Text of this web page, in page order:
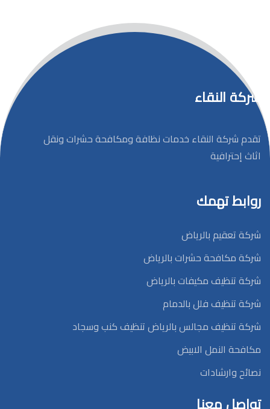
شركة النقاء
تقدم شركة النقاء خدمات نظافة ومكافحة حشرات ونقل
اثاث إحترافية
روابط تهمك
شركة تعقيم بالرياض
شركة مكافحة حشرات بالرياض
شركة تنظيف مكيفات بالرياض
شركة تنظيف فلل بالدمام
شركة تنظيف مجالس بالرياض تنظيف كنب وسجاد
مكافحة النمل الابيض
نصائح وارشادات
تواصل معنا